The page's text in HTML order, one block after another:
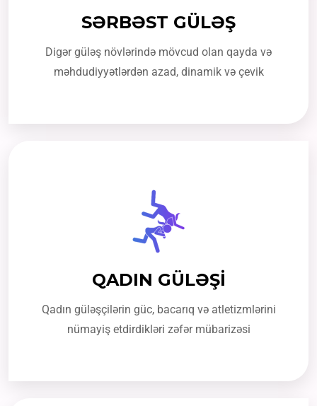
SƏRBƏST GÜLƏŞ
Digər güləş növlərində mövcud olan qayda və
məhdudiyyətlərdən azad, dinamik və çevik
QADIN GÜLƏŞİ
Qadın güləşçilərin güc, bacarıq və atletizmlərini
nümayiş etdirdikləri zəfər mübarizəsi